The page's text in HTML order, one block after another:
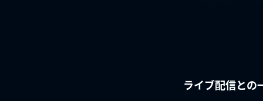
ライブ配信との